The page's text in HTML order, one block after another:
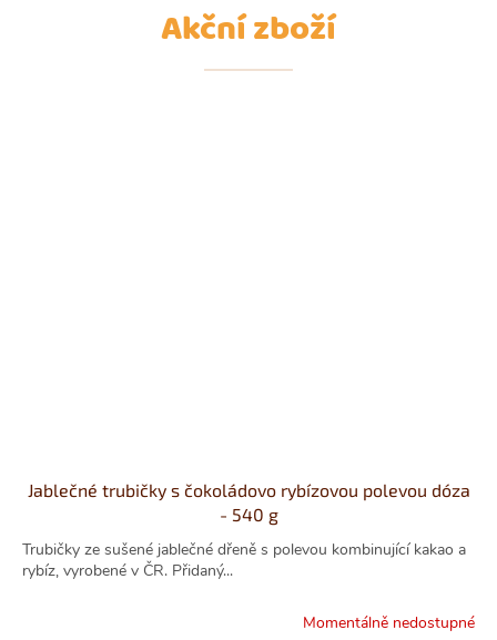
Akční zboží
Jablečné trubičky s čokoládovo rybízovou polevou dóza
- 540 g
Trubičky ze sušené jablečné dřeně s polevou kombinující kakao a
rybíz, vyrobené v ČR. Přidaný...
Momentálně nedostupné